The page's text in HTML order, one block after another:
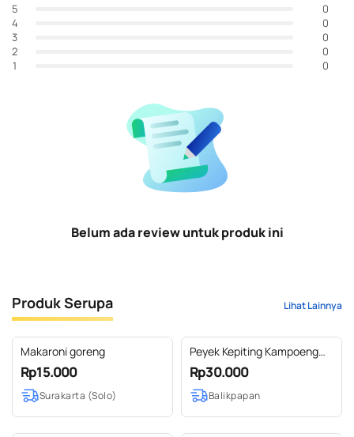
5
0
4
0
3
0
2
0
1
0
Belum ada review untuk produk ini
Produk Serupa Lihat Lainnya
Makaroni goreng
Rp15.000
Surakarta (Solo)
Peyek Kepiting Kampoeng
Timoer rasa Lada Hitam
kemasan 85g
Rp30.000
Balikpapan